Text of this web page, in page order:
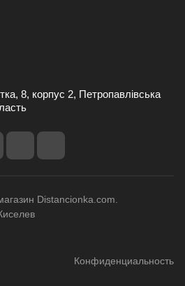
8, корпус 2, Петропавлівська
Distancionka.com.
Конфиденциальность